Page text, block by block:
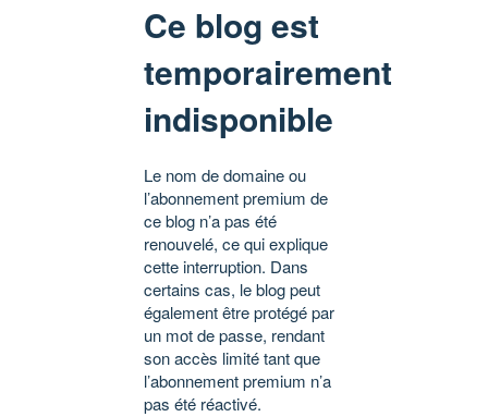
Ce blog est
temporairement
indisponible
Le nom de domaine ou
l’abonnement premium de
ce blog n’a pas été
renouvelé, ce qui explique
cette interruption. Dans
certains cas, le blog peut
également être protégé par
un mot de passe, rendant
son accès limité tant que
l’abonnement premium n’a
pas été réactivé.